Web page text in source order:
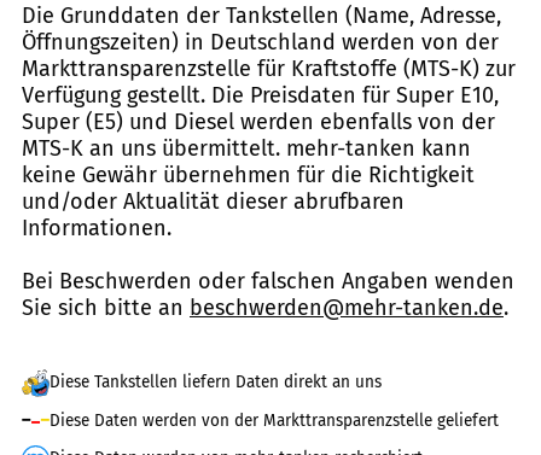
Die Grunddaten der Tankstellen (Name, Adresse,
Öffnungszeiten) in Deutschland werden von der
Markttransparenzstelle für Kraftstoffe (MTS-K) zur
Verfügung gestellt. Die Preisdaten für Super E10,
Super (E5) und Diesel werden ebenfalls von der
MTS-K an uns übermittelt. mehr-tanken kann
keine Gewähr übernehmen für die Richtigkeit
und/oder Aktualität dieser abrufbaren
Informationen.
Bei Beschwerden oder falschen Angaben wenden
Sie sich bitte an beschwerden@mehr-tanken.de.
Diese Tankstellen liefern Daten direkt an uns
Diese Daten werden von der Markttransparenzstelle geliefert